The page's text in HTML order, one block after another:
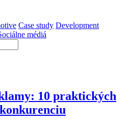
Case study Development
médiá
10 praktických